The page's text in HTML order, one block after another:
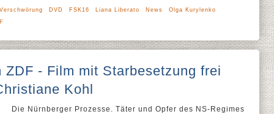
DVD FSK16 Liana Liberato News
Olga Kurylenko
ZDF - Film mit Starbesetzung frei
Kohl
Die Nürnberger Prozesse. Täter und Opfer des NS-Regimes